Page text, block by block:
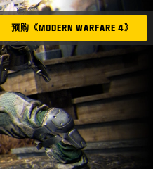
预购《MODERN WARFARE 4》